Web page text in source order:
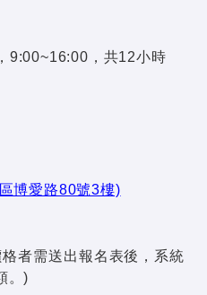
9:00~16:00，共12小時
博愛路80號3樓)
者需送出報名表後，系統
。)